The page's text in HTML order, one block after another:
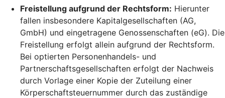
Freistellung aufgrund der Rechtsform: Hierunter
fallen insbesondere Kapitalgesellschaften (AG,
GmbH) und eingetragene Genossenschaften (eG). Die
Freistellung erfolgt allein aufgrund der Rechtsform.
Bei optierten Personenhandels- und
Partnerschaftsgesellschaften erfolgt der Nachweis
durch Vorlage einer Kopie der Zuteilung einer
Körperschaftsteuernummer durch das zuständige